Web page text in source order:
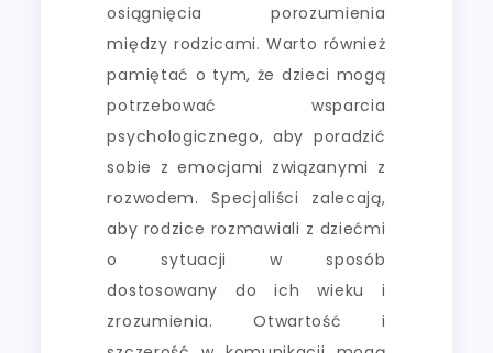
osiągnięcia porozumienia
między rodzicami. Warto również
pamiętać o tym, że dzieci mogą
potrzebować wsparcia
psychologicznego, aby poradzić
sobie z emocjami związanymi z
rozwodem. Specjaliści zalecają,
aby rodzice rozmawiali z dziećmi
o sytuacji w sposób
dostosowany do ich wieku i
zrozumienia. Otwartość i